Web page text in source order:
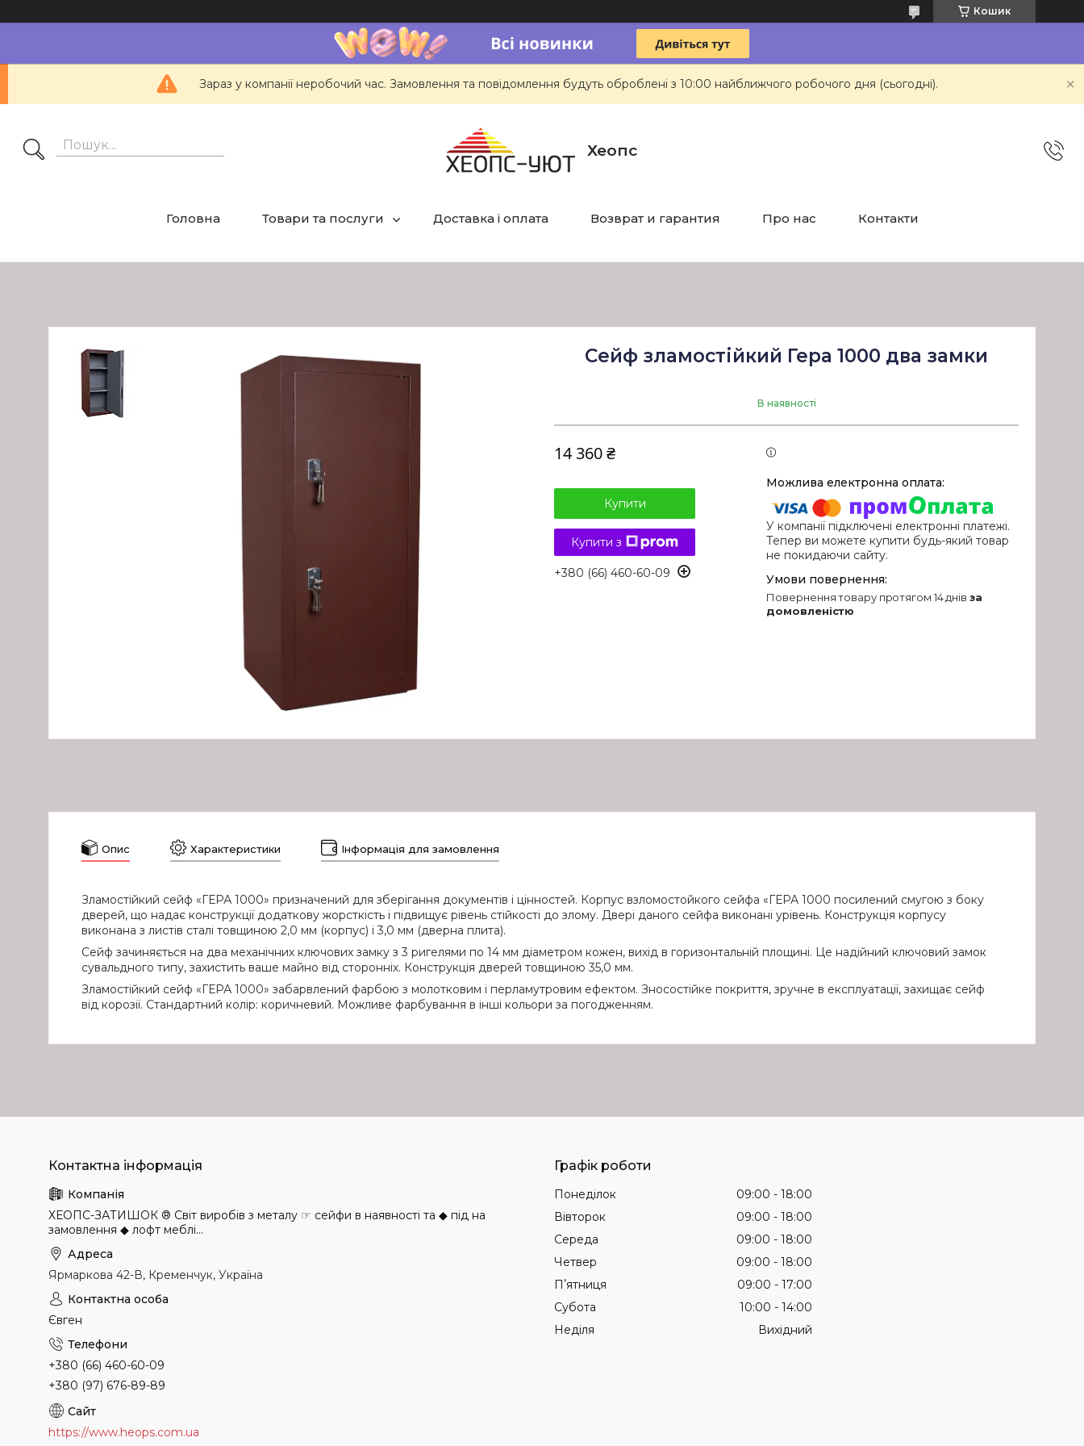
Кошик
Зараз у компанії неробочий час. Замовлення та повідомлення будуть оброблені з 10:00 найближчого робочого дня (сьогодні).
Хеопс
Головна Товари та послуги Доставка і оплата Возврат и гарантия Про нас Контакти
Сейф зламостійкий Гера 1000 два замки
В наявності
14 360 ₴
Купити
Купити з
+380 (66) 460-60-09
У компанії підключені електронні платежі.
Тепер ви можете купити будь-який товар
не покидаючи сайту.
повернення товару протягом 14 днів за
домовленістю
Опис Характеристики Інформація для замовлення
Зламостійкий сейф «ГЕРА 1000» призначений для зберігання документів і цінностей. Корпус взломостойкого сейфа «ГЕРА 1000 посилений смугою з боку
дверей, що надає конструкції додаткову жорсткість і підвищує рівень стійкості до злому. Двері даного сейфа виконані урівень. Конструкція корпусу
виконана з листів сталі товщиною 2,0 мм (корпус) і 3,0 мм (дверна плита).
Сейф зачиняється на два механічних ключових замку з 3 ригелями по 14 мм діаметром кожен, вихід в горизонтальній площині. Це надійний ключовий замок
сувальдного типу, захистить ваше майно від сторонніх. Конструкція дверей товщиною 35,0 мм.
Зламостійкий сейф «ГЕРА 1000» забарвлений фарбою з молотковим і перламутровим ефектом. Зносостійке покриття, зручне в експлуатації, захищає сейф
від корозії. Стандартний колір: коричневий. Можливе фарбування в інші кольори за погодженням.
ХЕОПС-ЗАТИШОК ® Світ виробів з металу ☞ сейфи в наявності та ◆ під на
замовлення ◆ лофт меблі...
Ярмаркова 42-В, Кременчук, Україна
Євген
+380 (66) 460-60-09
+380 (97) 676-89-89
https://www.heops.com.ua
Графік роботи
Понеділок 09:00
18:00
Вівторок
09:00
18:00
Середа
09:00
18:00
Четвер
09:00
18:00
Пʼятниця
09:00
17:00
Субота
10:00
14:00
Неділя
Вихідний